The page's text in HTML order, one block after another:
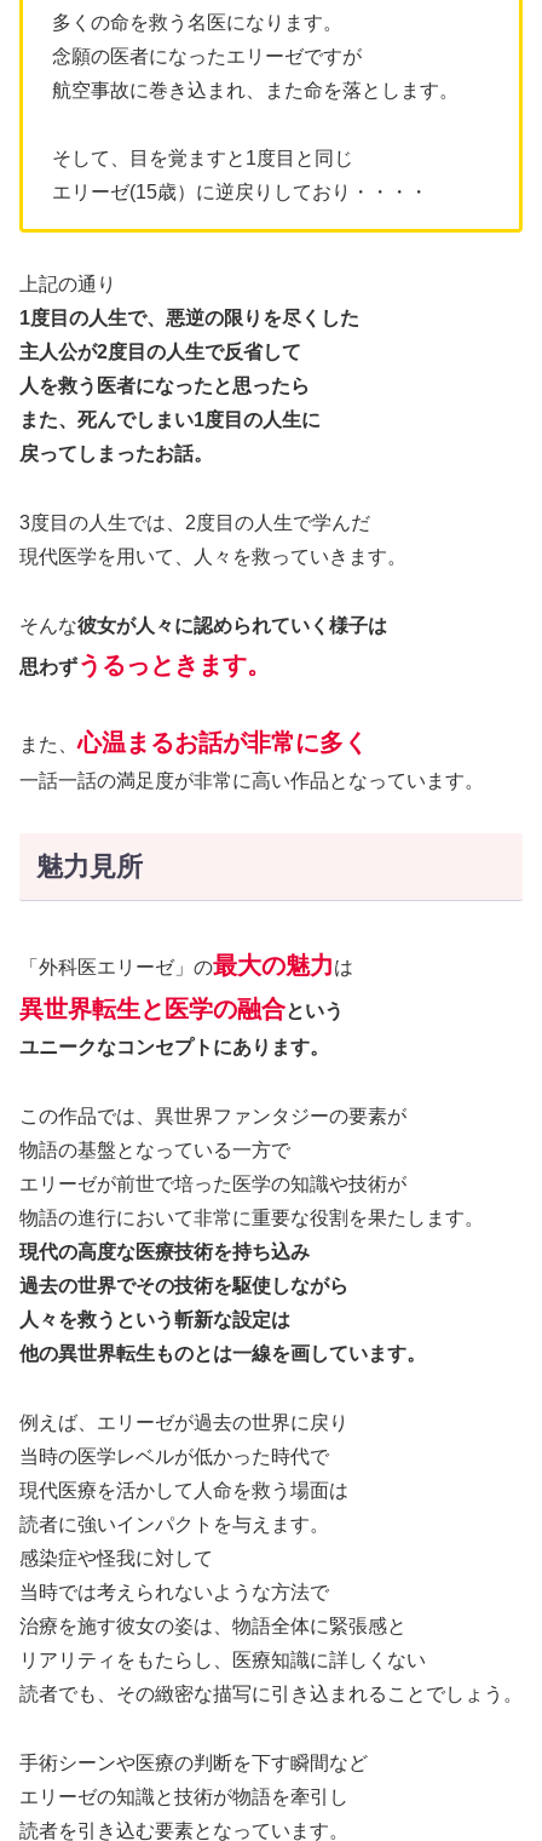
多くの命を救う名医になります。
念願の医者になったエリーゼですが
航空事故に巻き込まれ、また命を落とします。
そして、目を覚ますと1度目と同じ
エリーゼ(15歳）に逆戻りしており・・・・
上記の通り
1度目の人生で、悪逆の限りを尽くした
主人公が2度目の人生で反省して
人を救う医者になったと思ったら
また、死んでしまい1度目の人生に
戻ってしまったお話。
3度目の人生では、2度目の人生で学んだ
現代医学を用いて、人々を救っていきます。
そんな彼女が人々に認められていく様子は
思わずうるっときます。
また、心温まるお話が非常に多く
一話一話の満足度が非常に高い作品となっています。
魅力見所
「外科医エリーゼ」の最大の魅力は
異世界転生と医学の融合という
ユニークなコンセプトにあります。
この作品では、異世界ファンタジーの要素が
物語の基盤となっている一方で
エリーゼが前世で培った医学の知識や技術が
物語の進行において非常に重要な役割を果たします。
現代の高度な医療技術を持ち込み
過去の世界でその技術を駆使しながら
人々を救うという斬新な設定は
他の異世界転生ものとは一線を画しています。
例えば、エリーゼが過去の世界に戻り
当時の医学レベルが低かった時代で
現代医療を活かして人命を救う場面は
読者に強いインパクトを与えます。
感染症や怪我に対して
当時では考えられないような方法で
治療を施す彼女の姿は、物語全体に緊張感と
リアリティをもたらし、医療知識に詳しくない
読者でも、その緻密な描写に引き込まれることでしょう。
手術シーンや医療の判断を下す瞬間など
エリーゼの知識と技術が物語を牽引し
読者を引き込む要素となっています。